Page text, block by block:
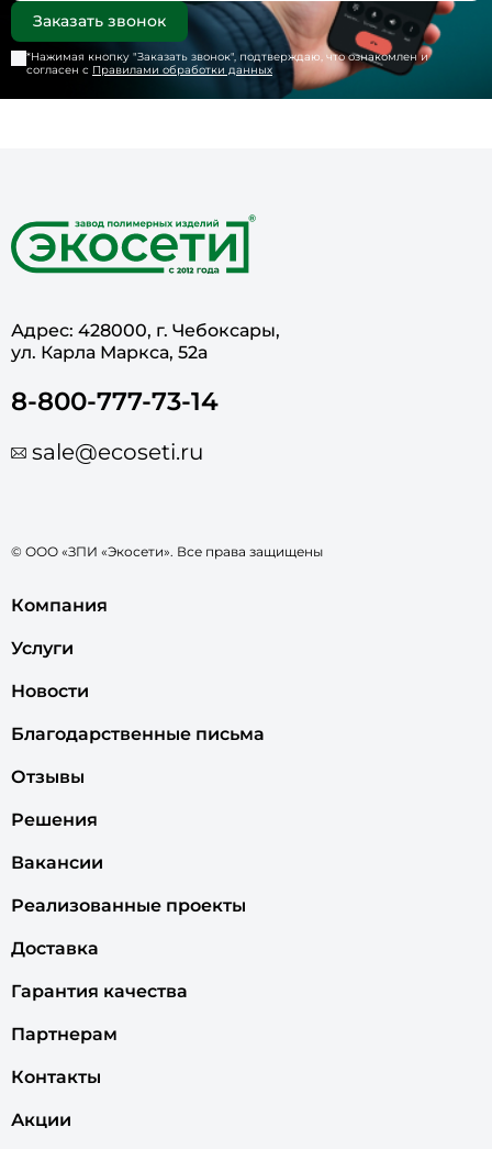
*Нажимая кнопку "Заказать звонок", подтверждаю, что ознакомлен и
согласен с Правилами обработки данных
Адрес: 428000, г. Чебоксары,
ул. Карла Маркса, 52а
8-800-777-73-14
sale@ecoseti.ru
© ООО «ЗПИ «Экосети». Все права защищены
Компания
Услуги
Новости
Благодарственные письма
Отзывы
Решения
Вакансии
Реализованные проекты
Доставка
Гарантия качества
Партнерам
Контакты
Акции